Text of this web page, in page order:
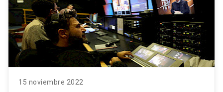
15 noviembre 2022